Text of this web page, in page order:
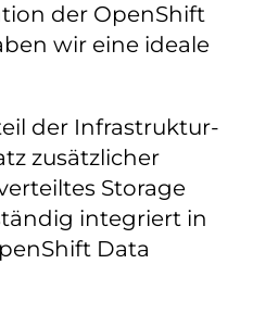
der OpenShift
wir eine ideale
der Infrastruktur-
zusätzlicher
Storage
integriert in
Data